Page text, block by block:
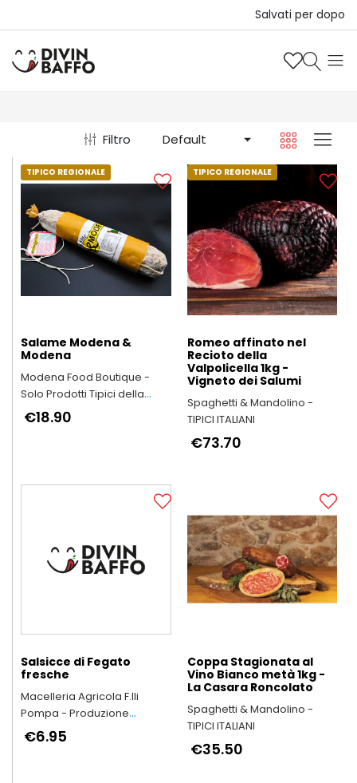
Salvati per dopo
Filtro Default
TIPICO REGIONALE
Salame Modena &
Modena
Modena Food Boutique -
Solo Prodotti Tipici della
Provincia di Modena
€18.90
TIPICO REGIONALE
Romeo affinato nel
Recioto della
Valpolicella 1kg -
Vigneto dei Salumi
Spaghetti & Mandolino -
TIPICI ITALIANI
€73.70
Salsicce di Fegato
fresche
Macelleria Agricola F.lli
Pompa - Produzione
Arrosticini Abruzzesi
artigianali
€6.95
Coppa Stagionata al
Vino Bianco metà 1kg -
La Casara Roncolato
Spaghetti & Mandolino -
TIPICI ITALIANI
€35.50